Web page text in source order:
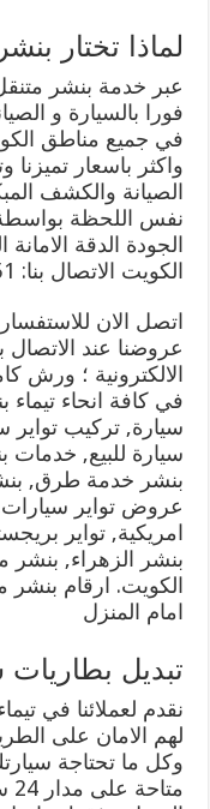
لماذا تختار
عبر خدمة بنشر
فورا بالسيارة و
في جميع مناطق
واكثر باسعار
الصيانة والكشف
نفس اللحظة
الجودة الدقة
الكويت الاتصال بنا: 99009551
اتصل الان
عروضنا عند الاتصال
الالكترونية ؛ ورش
في كافة انحاء
سيارة للبيع,
بنشر خدمة طرق,
عروض تواير سيارات,
امريكية, تواير
بنشر الزهراء, بنشر
الكويت. ارقام بنشر
امام المنزل
تبديل بطاريات
نقدم لعملائنا في
لهم الامان على
وكل ما تحتاجة